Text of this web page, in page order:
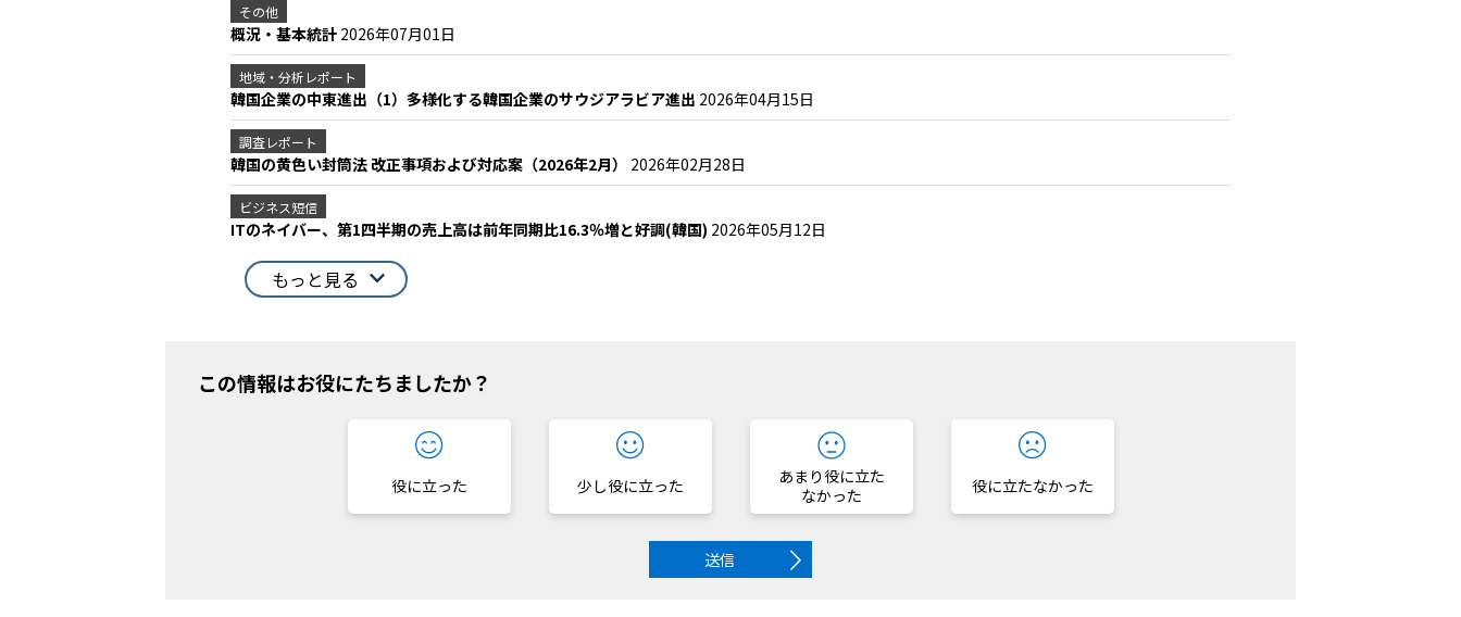
その他
概況・基本統計 2026年07月01日
地域・分析レポート
韓国企業の中東進出（1）多様化する韓国企業のサウジアラビア進出 2026年04月15日
調査レポート
韓国の黄色い封筒法 改正事項および対応案（2026年2月） 2026年02月28日
ビジネス短信
ITのネイバー、第1四半期の売上高は前年同期比16.3％増と好調(韓国) 2026年05月12日
もっと見る
この情報はお役にたちましたか？
役に立った 少し役に立った
あまり役に立た
なかった
役に立たなかった
送信